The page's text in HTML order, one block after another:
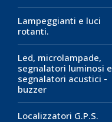
Lampeggianti e luci
rotanti.
Led, microlampade,
segnalatori luminosi e
segnalatori acustici -
buzzer
Localizzatori G.P.S.